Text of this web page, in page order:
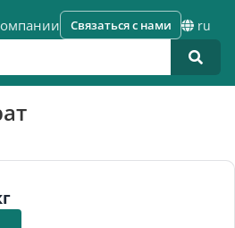
Связаться с нами ru